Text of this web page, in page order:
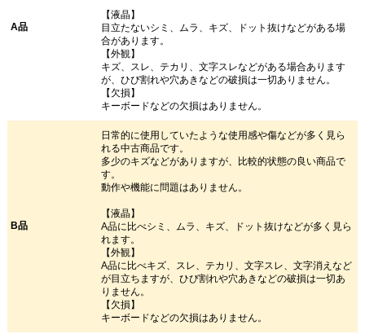
A品
【液晶】
目立たないシミ、ムラ、キズ、ドット抜けなどがある場
合があります。
【外観】
キズ、スレ、テカリ、文字スレなどがある場合あります
が、ひび割れや穴あきなどの破損は一切ありません。
【欠損】
キーボードなどの欠損はありません。
B品
日常的に使用していたような使用感や傷などが多く見ら
れる中古商品です。
多少のキズなどがありますが、比較的状態の良い商品で
す。
動作や機能に問題はありません。
【液晶】
A品に比べシミ、ムラ、キズ、ドット抜けなどが多く見ら
れます。
【外観】
A品に比べキズ、スレ、テカリ、文字スレ、文字消えなど
が目立ちますが、ひび割れや穴あきなどの破損は一切あ
りません。
【欠損】
キーボードなどの欠損はありません。